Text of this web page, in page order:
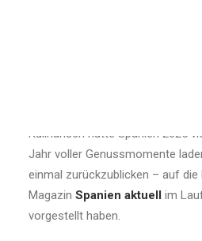
Kulinarisch hatte Spanien 2025
Jahr voller Genussmomente
einmal zurückzublicken – auf die
Magazin Spanien aktuell im
vorgestellt haben.